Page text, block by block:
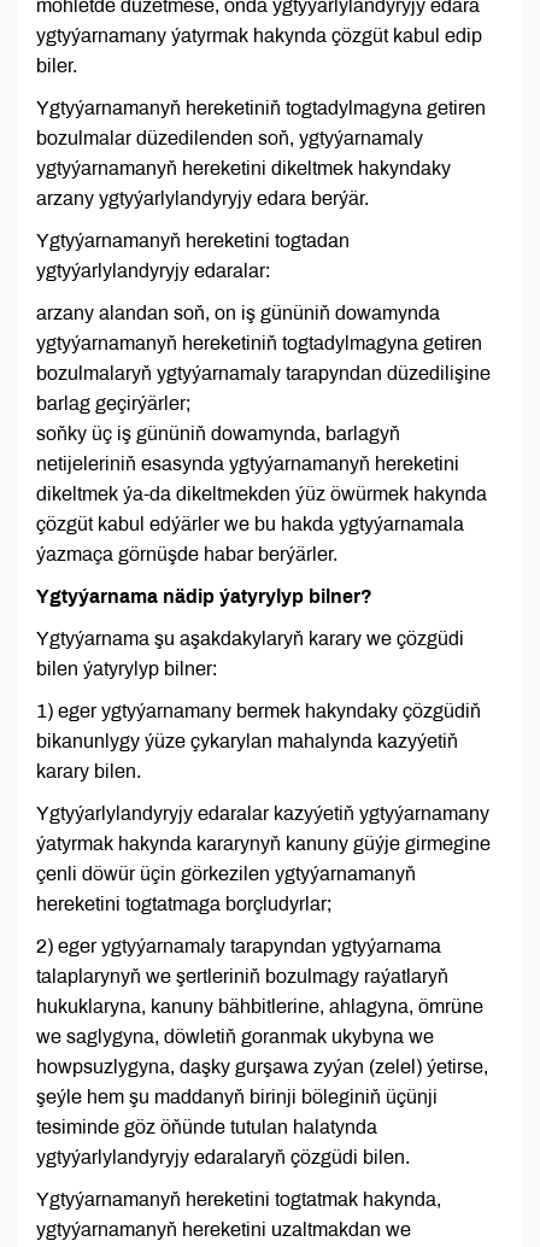
möhletde düzetmese, onda ygtyýarlylandyryjy edara
ygtyýarnamany ýatyrmak hakynda çözgüt kabul edip
biler.
Ygtyýarnamanyň hereketiniň togtadylmagyna getiren
bozulmalar düzedilenden soň, ygtyýarnamaly
ygtyýarnamanyň hereketini dikeltmek hakyndaky
arzany ygtyýarlylandyryjy edara berýär.
Ygtyýarnamanyň hereketini togtadan
ygtyýarlylandyryjy edaralar:
arzany alandan soň, on iş gününiň dowamynda
ygtyýarnamanyň hereketiniň togtadylmagyna getiren
bozulmalaryň ygtyýarnamaly tarapyndan düzedilişine
barlag geçirýärler;
soňky üç iş gününiň dowamynda, barlagyň
netijeleriniň esasynda ygtyýarnamanyň hereketini
dikeltmek ýa-da dikeltmekden ýüz öwürmek hakynda
çözgüt kabul edýärler we bu hakda ygtyýarnamala
ýazmaça görnüşde habar berýärler.
Ygtyýarnama nädip ýatyrylyp bilner?
Ygtyýarnama şu aşakdakylaryň karary we çözgüdi
bilen ýatyrylyp bilner:
1) eger ygtyýarnamany bermek hakyndaky çözgüdiň
bikanunlygy ýüze çykarylan mahalynda kazyýetiň
karary bilen.
Ygtyýarlylandyryjy edaralar kazyýetiň ygtyýarnamany
ýatyrmak hakynda kararynyň kanuny güýje girmegine
çenli döwür üçin görkezilen ygtyýarnamanyň
hereketini togtatmaga borçludyrlar;
2) eger ygtyýarnamaly tarapyndan ygtyýarnama
talaplarynyň we şertleriniň bozulmagy raýatlaryň
hukuklaryna, kanuny bähbitlerine, ahlagyna, ömrüne
we saglygyna, döwletiň goranmak ukybyna we
howpsuzlygyna, daşky gurşawa zyýan (zelel) ýetirse,
şeýle hem şu maddanyň birinji böleginiň üçünji
tesiminde göz öňünde tutulan halatynda
ygtyýarlylandyryjy edaralaryň çözgüdi bilen.
Ygtyýarnamanyň hereketini togtatmak hakynda,
ygtyýarnamanyň hereketini uzaltmakdan we